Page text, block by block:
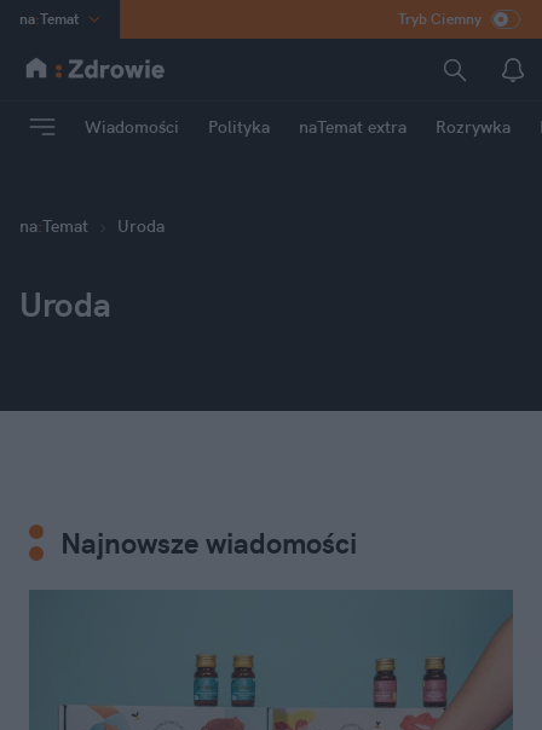
na:Temat
INN Poland
mama
Rozrywka
Tryb Ciemny
Wiadomości Polityka naTemat extra Rozrywka
na:Temat Uroda
Uroda
Najnowsze wiadomości